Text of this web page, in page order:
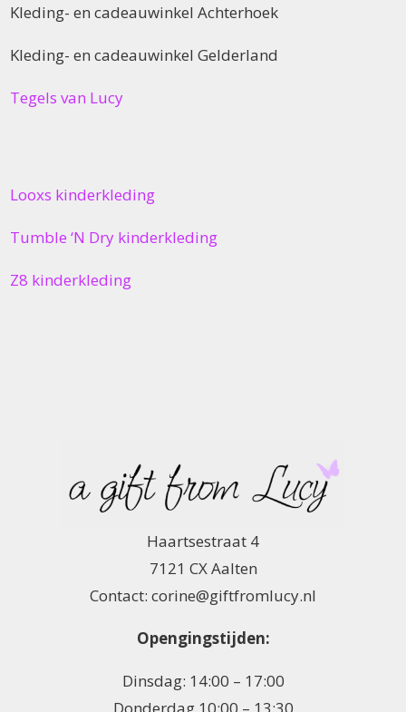
Kleding- en cadeauwinkel Achterhoek
Kleding- en cadeauwinkel Gelderland
Tegels van Lucy
Looxs kinderkleding
Tumble ‘N Dry kinderkleding
Z8 kinderkleding
Haartsestraat 4
7121 CX Aalten
Contact: corine@giftfromlucy.nl
Opengingstijden:
Dinsdag: 14:00 – 17:00